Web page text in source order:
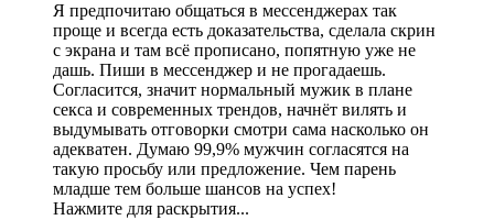
Я предпочитаю общаться в мессенджерах так
проще и всегда есть доказательства, сделала скрин
с экрана и там всё прописано, попятную уже не
дашь. Пиши в мессенджер и не прогадаешь.
Согласится, значит нормальный мужик в плане
секса и современных трендов, начнёт вилять и
выдумывать отговорки смотри сама насколько он
адекватен. Думаю 99,9% мужчин согласятся на
такую просьбу или предложение. Чем парень
младше тем больше шансов на успех!
Нажмите для раскрытия...